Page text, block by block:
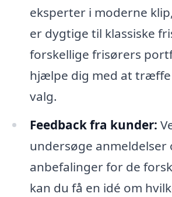
eksperter i moderne
er dygtige til klassiske
forskellige frisørers
hjælpe dig med at
valg.
Feedback fra kunder:
undersøge anmeldelser
anbefalinger for de
kan du få en idé om